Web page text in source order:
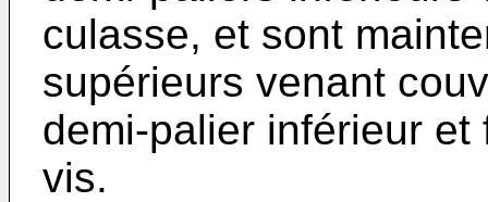
culasse, et sont
supérieurs venant
demi-palier inférieur
vis.